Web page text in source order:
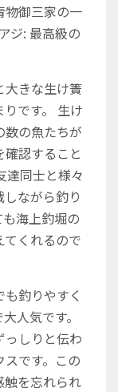
御三家の一
: 最高級の
大きな生け簀
です。
生け
数の魚たちが
認すること
達同士と様々
ながら釣り
海上釣堀の
くれるので
釣りやすく
人気です。
っしりと伝わ
です。この
触を忘れられ